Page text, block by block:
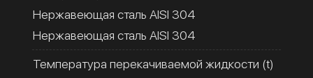
Нержавеющая сталь AISI 304
Нержавеющая сталь AISI 304
Температура перекачиваемой жидкости (t)